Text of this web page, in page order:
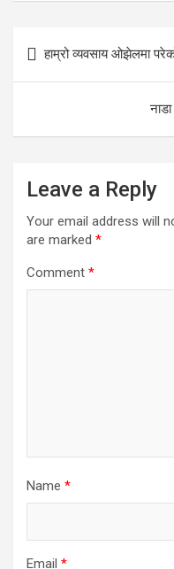
navigation
हाम्रो व्यवसाय ओझेलमा
Leave a Reply
Your email address will
are marked *
Comment *
Name *
Email *